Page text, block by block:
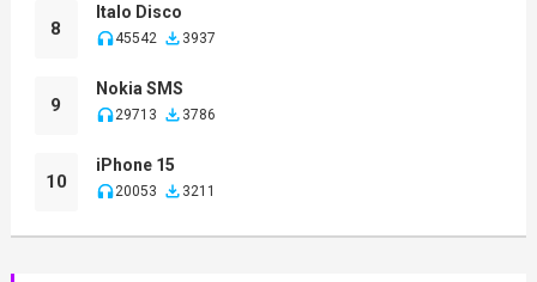
8
Italo Disco
45542 3937
9
Nokia SMS
29713 3786
10
iPhone 15
20053 3211